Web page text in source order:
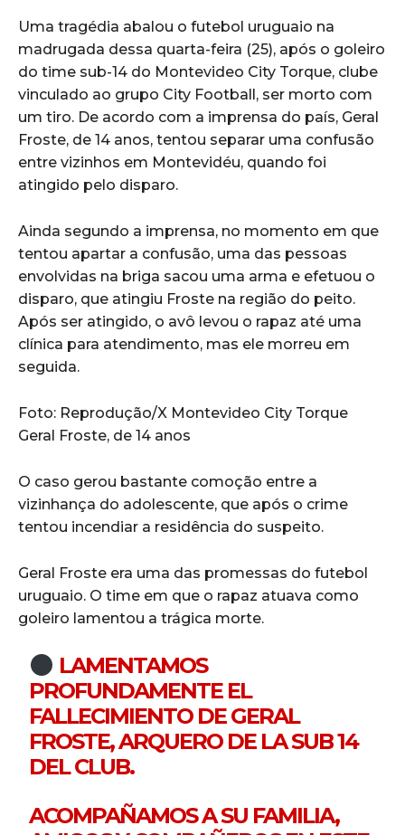
Uma tragédia abalou o futebol uruguaio na
madrugada dessa quarta-feira (25), após o goleiro
do time sub-14 do Montevideo City Torque, clube
vinculado ao grupo City Football, ser morto com
um tiro. De acordo com a imprensa do país, Geral
Froste, de 14 anos, tentou separar uma confusão
entre vizinhos em Montevidéu, quando foi
atingido pelo disparo.
Ainda segundo a imprensa, no momento em que
tentou apartar a confusão, uma das pessoas
envolvidas na briga sacou uma arma e efetuou o
disparo, que atingiu Froste na região do peito.
Após ser atingido, o avô levou o rapaz até uma
clínica para atendimento, mas ele morreu em
seguida.
Foto: Reprodução/X Montevideo City Torque
Geral Froste, de 14 anos
O caso gerou bastante comoção entre a
vizinhança do adolescente, que após o crime
tentou incendiar a residência do suspeito.
Geral Froste era uma das promessas do futebol
uruguaio. O time em que o rapaz atuava como
goleiro lamentou a trágica morte.
LAMENTAMOS
PROFUNDAMENTE EL
FALLECIMIENTO DE GERAL
FROSTE, ARQUERO DE LA SUB 14
DEL CLUB.
ACOMPAÑAMOS A SU FAMILIA,